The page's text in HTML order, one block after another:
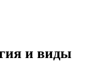
и виды